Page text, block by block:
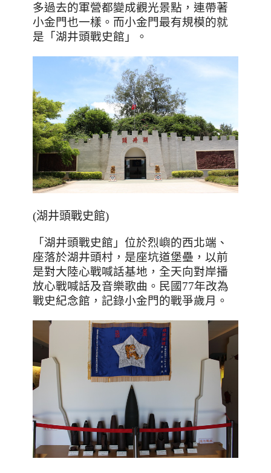
多過去的軍營都變成觀光景點，連帶著
小金門也一樣。而小金門最有規模的就
是「湖井頭戰史館」。
(湖井頭戰史館)
「湖井頭戰史館」位於烈嶼的西北端、
座落於湖井頭村，是座坑道堡壘，以前
是對大陸心戰喊話基地，全天向對岸播
放心戰喊話及音樂歌曲。民國77年改為
戰史紀念館，記錄小金門的戰爭歲月。